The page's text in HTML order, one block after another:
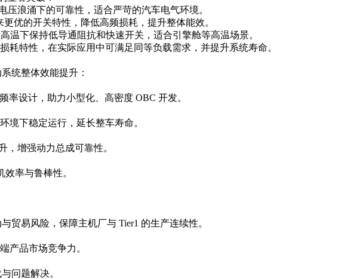
浪涌下的可靠性，适合严苛的汽车电气环境。
优的开关特性，降低高频损耗，提升整体能效。
温下保持低导通阻抗和快速开关，适合引擎舱等高温场景。
特性，在实际应用中可满足同等负载需求，并提升系统寿命。
统整体效能提升：
设计，助力小型化、高密度 OBC 开发。
境下稳定运行，延长整车寿命。
，增强动力总成可靠性。
率与鲁棒性。
易风险，保障主机厂与 Tier1 的生产连续性。
产品市场竞争力。
问题解决。